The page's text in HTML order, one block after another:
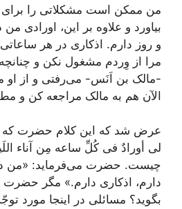
من ممکن است مشکلاتی را
بیاورد و علاوه بر این، اورادی
و روز دارم. اذکاری در هر ساعاتی
مرا از وِردم مشغول نکن و
-مالک بن اَنَس- می‌رفتی و از او
الآن هم به مالک مراجعه کن و
عرض شد که این کلام حضرت که
لی أورادٌ فی کُلِّ ساعه مِن آناء
چیست. حضرت می‌فرماید: «من در
دارم، اذکاری دارم.» مگر حضرت
بگوید؟ مسائلی در اینجا مورد